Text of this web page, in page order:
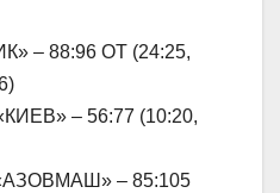
– 88:96 ОТ (24:25,
– 56:77 (10:20,
– 85:105